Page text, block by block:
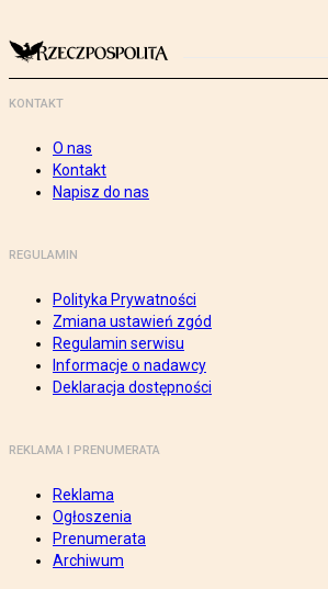
KONTAKT
O nas
Kontakt
Napisz do nas
REGULAMIN
Polityka Prywatności
Zmiana ustawień zgód
Regulamin serwisu
Informacje o nadawcy
Deklaracja dostępności
REKLAMA I PRENUMERATA
Reklama
Ogłoszenia
Prenumerata
Archiwum